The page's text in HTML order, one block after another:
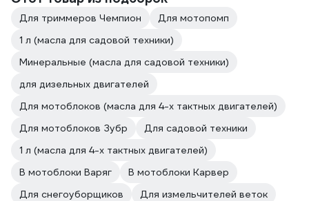
Для триммеров Чемпион
Для мотопомп
1 л (масла для садовой техники)
Минеральные (масла для садовой техники)
для дизельных двигателей
Для мотоблоков (масла для 4-х тактных двигателей)
Для мотоблоков Зубр
Для садовой техники
1 л (масла для 4-х тактных двигателей)
В мотоблоки Варяг
В мотоблоки Карвер
Для снегоуборщиков
Для измельчителей веток